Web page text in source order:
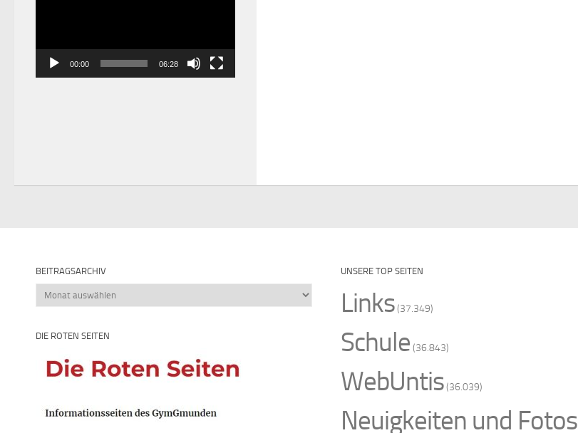
00:00 06:28
BEITRAGSARCHIV
Beitragsarchiv
DIE ROTEN SEITEN
UNSERE TOP SEITEN
Links(37.349)
Schule (36.843)
WebUntis(36.039)
Neuigkeiten und Fotos